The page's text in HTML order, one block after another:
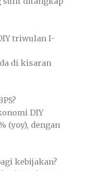
triwulan I-
di kisaran
DIY
(yoy), dengan
kebijakan?